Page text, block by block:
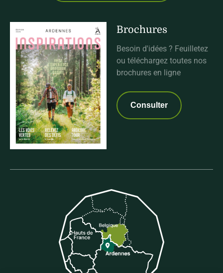
Brochures
Besoin d'idées ? Feuilletez
ou téléchargez toutes nos
brochures en ligne
Consulter